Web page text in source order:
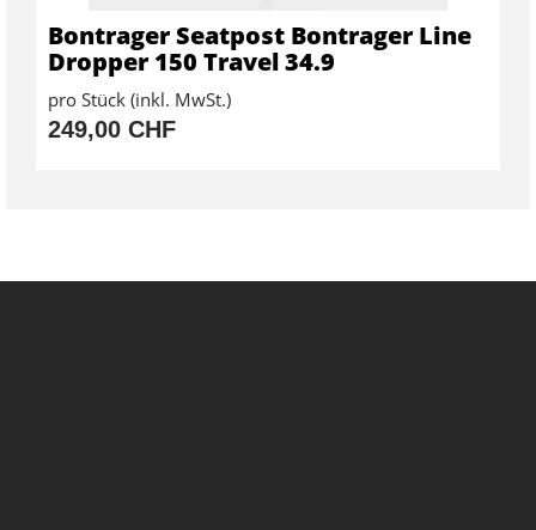
Bontrager Seatpost Bontrager Line
Dropper 150 Travel 34.9
pro Stück (inkl. MwSt.)
249,00 CHF